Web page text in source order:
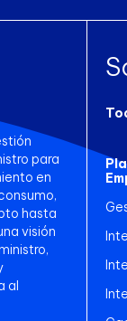
para
en
hasta
visión
al